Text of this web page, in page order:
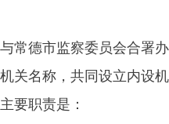
常德市监察委员会合署
关名称，共同设立内设机
要职责是：